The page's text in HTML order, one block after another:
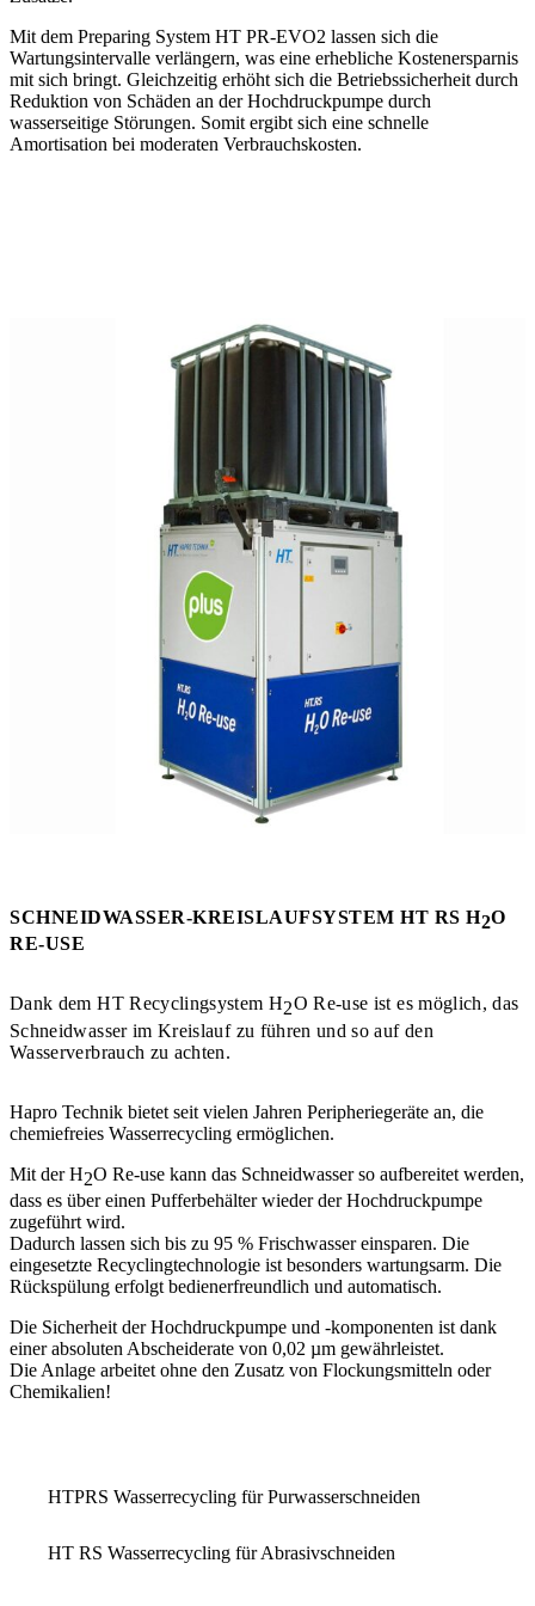
Mit dem Preparing System HT PR-EVO2 lassen sich die
Wartungsintervalle verlängern, was eine erhebliche Kostenersparnis
mit sich bringt. Gleichzeitig erhöht sich die Betriebssicherheit durch
Reduktion von Schäden an der Hochdruckpumpe durch
wasserseitige Störungen. Somit ergibt sich eine schnelle
Amortisation bei moderaten Verbrauchskosten.
SCHNEIDWASSER-KREISLAUFSYSTEM HT RS H2O
RE-USE
Dank dem HT Recyclingsystem H2O Re-use ist es möglich, das
Schneidwasser im Kreislauf zu führen und so auf den
Wasserverbrauch zu achten.
Hapro Technik bietet seit vielen Jahren Peripheriegeräte an, die
chemiefreies Wasserrecycling ermöglichen.
Mit der H2O Re-use kann das Schneidwasser so aufbereitet werden,
dass es über einen Pufferbehälter wieder der Hochdruckpumpe
zugeführt wird.
Dadurch lassen sich bis zu 95 % Frischwasser einsparen. Die
eingesetzte Recyclingtechnologie ist besonders wartungsarm. Die
Rückspülung erfolgt bedienerfreundlich und automatisch.
Die Sicherheit der Hochdruckpumpe und -komponenten ist dank
einer absoluten Abscheiderate von 0,02 µm gewährleistet.
Die Anlage arbeitet ohne den Zusatz von Flockungsmitteln oder
Chemikalien!
HTPRS Wasserrecycling für Purwasserschneiden
HT RS Wasserrecycling für Abrasivschneiden